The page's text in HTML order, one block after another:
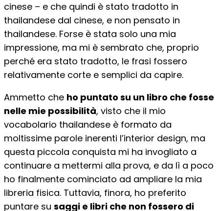
cinese – e che quindi è stato tradotto in
thailandese dal cinese, e non pensato in
thailandese. Forse è stata solo una mia
impressione, ma mi è sembrato che, proprio
perché era stato tradotto, le frasi fossero
relativamente corte e semplici da capire.
Ammetto che ho puntato su un libro che fosse
nelle mie possibilità, visto che il mio
vocabolario thailandese è formato da
moltissime parole inerenti l’interior design, ma
questa piccola conquista mi ha invogliato a
continuare a mettermi alla prova, e da lì a poco
ho finalmente cominciato ad ampliare la mia
libreria fisica. Tuttavia, finora, ho preferito
puntare su saggi e libri che non fossero di